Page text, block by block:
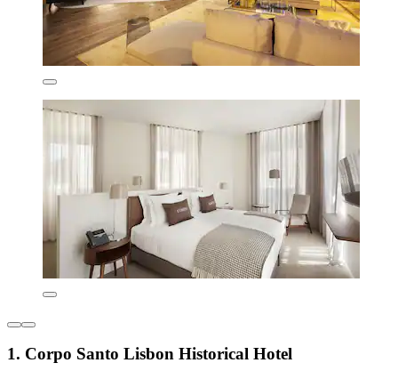
1. Corpo Santo Lisbon Historical Hotel